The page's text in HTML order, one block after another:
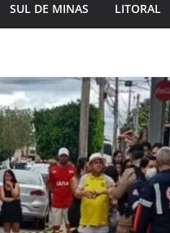
SUL DE MINAS LITORAL